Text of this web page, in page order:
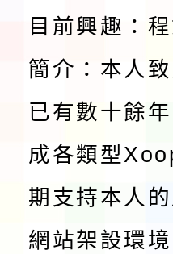
術精英
動」插
淨零綠
會
地景藝
115年8
桃園市
轉知國
目前興趣：
簡介：本人
已有數十餘
成各類型
期支持本人
網站架設環境